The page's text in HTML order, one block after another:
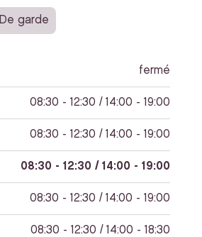
De garde
fermé
08:30 - 12:30 / 14:00 - 19:00
08:30 - 12:30 / 14:00 - 19:00
08:30 - 12:30 / 14:00 - 19:00
08:30 - 12:30 / 14:00 - 19:00
08:30 - 12:30 / 14:00 - 18:30